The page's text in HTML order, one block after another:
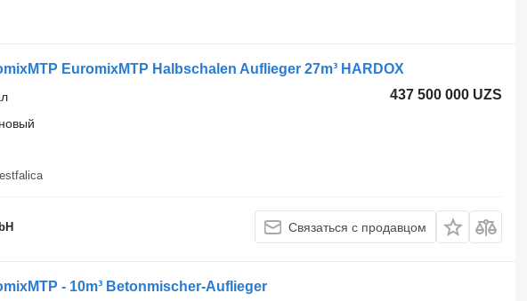
EuromixMTP Halbschalen Auflieger 27m³ HARDOX
437 500 000 UZS
новый
Связаться с продавцом
- 10m³ Betonmischer-Auflieger